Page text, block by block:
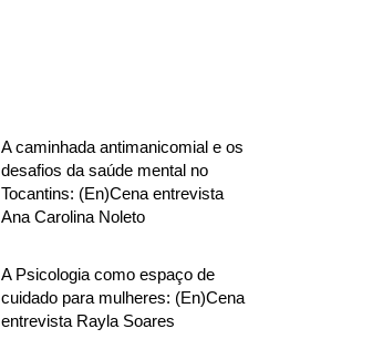
A caminhada antimanicomial e os
desafios da saúde mental no
Tocantins: (En)Cena entrevista
Ana Carolina Noleto
A Psicologia como espaço de
cuidado para mulheres: (En)Cena
entrevista Rayla Soares